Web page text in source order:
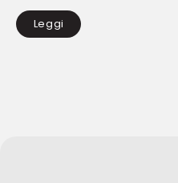
Leggi